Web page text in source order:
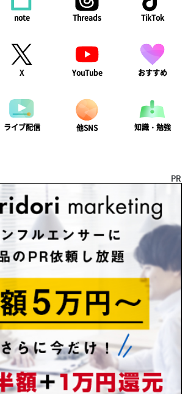
note Threads TikTok
X YouTube おすすめ
ライブ配信 他SNS 知識・勉強
PR